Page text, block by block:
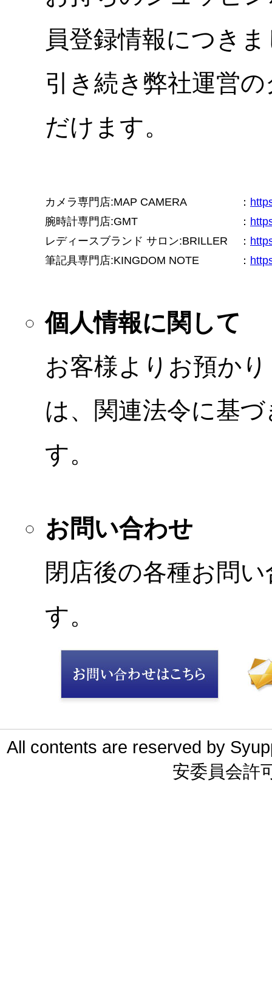
員登録情報につき
引き続き弊社運営
だけます。
カメラ専門店:MAP CAMERA ：
腕時計専門店:GMT
：
レディースブランド サロン:BRILLER
：
筆記具専門店:KINGDOM NOTE
：
個人情報に関して
お客様よりお預か
は、関連法令に基
す。
お問い合わせ
閉店後の各種お問
す。
All contents are reserved by
安委員会許